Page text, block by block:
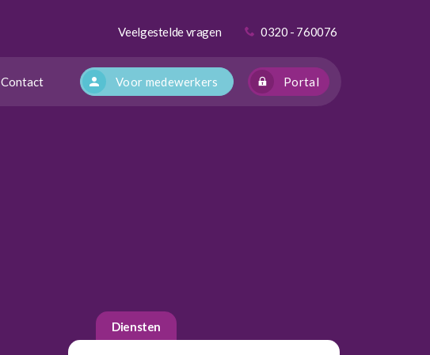
Veelgestelde vragen 0320 - 760076
Contact Voor medewerkers Portal
Diensten